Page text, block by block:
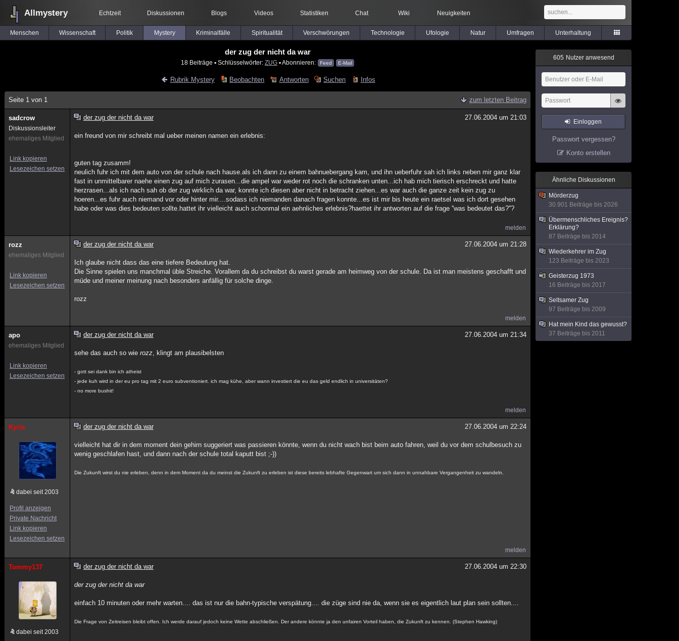
Allmystery Echtzeit Diskussionen Blogs Videos Statistiken Chat Wiki Neuigkeiten
Menschen Wissenschaft Politik Mystery Kriminalfälle Spiritualität Verschwörungen Technologie Ufologie Natur Umfragen Unterhaltung
der zug der nicht da war
18 Beiträge ▪ Schlüsselwörter: ZUG ▪ Abonnieren: Feed E-Mail
Rubrik Mystery Beobachten Antworten Suchen Infos
Seite 1 von 1 zum letzten Beitrag
sadcrow
Diskussionsleiter
ehemaliges Mitglied
Link kopieren
Lesezeichen setzen
der zug der nicht da war 27.06.2004 um 21:03
ein freund von mir schreibt mal ueber meinen namen ein erlebnis:
guten tag zusamm!
neulich fuhr ich mit dem auto von der schule nach hause.als ich dann zu einem bahnuebergang kam, und ihn ueberfuhr sah ich links neben mir ganz klar
fast in unmittelbarer naehe einen zug auf mich zurasen...die ampel war weder rot noch die schranken unten...ich hab mich tierisch erschreckt und hatte
herzrasen...als ich nach sah ob der zug wirklich da war, konnte ich diesen aber nicht in betracht ziehen...es war auch die ganze zeit kein zug zu
hoeren...es fuhr auch niemand vor oder hinter mir....sodass ich niemanden danach fragen konnte...es ist mir bis heute ein raetsel was ich dort gesehen
habe oder was dies bedeuten sollte.hattet ihr vielleicht auch schonmal ein aehnliches erlebnis?haettet ihr antworten auf die frage ''was bedeutet das?''?
melden
rozz
ehemaliges Mitglied
Link kopieren
Lesezeichen setzen
der zug der nicht da war 27.06.2004 um 21:28
Ich glaube nicht dass das eine tiefere Bedeutung hat.
Die Sinne spielen uns manchmal üble Streiche. Vorallem da du schreibst du warst gerade am heimweg von der schule. Da ist man meistens geschafft und
müde und meiner meinung nach besonders anfällig für solche dinge.
rozz
melden
apo
ehemaliges Mitglied
Link kopieren
Lesezeichen setzen
der zug der nicht da war 27.06.2004 um 21:34
sehe das auch so wierozz, klingt am plausibelsten
- gott sei dank bin ich atheist
- jede kuh wird in der eu pro tag mit 2 euro subventioniert. ich mag kühe, aber wann investiert die eu das geld endlich in universitäten?
- no more bushit!
melden
Kyria
dabei seit 2003
Profil anzeigen
Private Nachricht
Link kopieren
Lesezeichen setzen
der zug der nicht da war 27.06.2004 um 22:24
vielleicht hat dir in dem moment dein gehirn suggeriert was passieren könnte, wenn du nicht wach bist beim auto fahren, weil du vor dem schulbesuch zu
wenig geschlafen hast, und dann nach der schule total kaputt bist ;-))
Die Zukunft wirst du nie erleben, denn in dem Moment da du meinst die Zukunft zu erleben ist diese bereits lebhafte Gegenwart um sich dann in unnahbare Vergangenheit zu wandeln.
melden
Tommy137
dabei seit 2003
der zug der nicht da war 27.06.2004 um 22:30
der zug der nicht da war
einfach 10 minuten oder mehr warten.... das ist nur die bahn-typische verspätung.... die züge sind nie da, wenn sie es eigentlich laut plan sein sollten....
Die Frage von Zeitreisen bleibt offen. Ich werde darauf jedoch keine Wette abschließen. Der andere könnte ja den unfairen Vorteil haben, die Zukunft zu kennen. (Stephen Hawking)
605 Nutzer anwesend
Einloggen
Passwort vergessen?
Konto erstellen
Ähnliche Diskussionen
Mörderzug
30.901 Beiträge bis 2026
Übermenschliches Ereignis?
Erklärung?
87 Beiträge bis 2014
Wiederkehrer im Zug
123 Beiträge bis 2023
Geisterzug 1973
16 Beiträge bis 2017
Seltsamer Zug
97 Beiträge bis 2009
Hat mein Kind das gewusst?
37 Beiträge bis 2011